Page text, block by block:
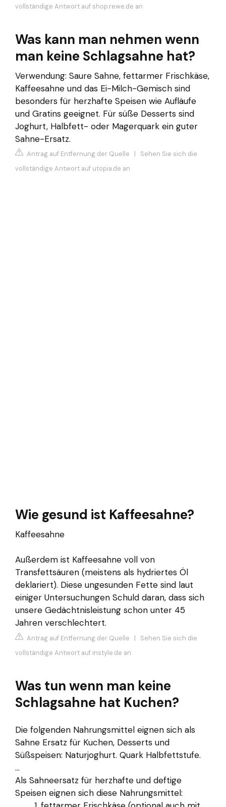
vollständige Antwort auf shop.rewe.de an
Was kann man nehmen wenn
man keine Schlagsahne hat?
Verwendung: Saure Sahne, fettarmer Frischkäse,
Kaffeesahne und das Ei-Milch-Gemisch sind
besonders für herzhafte Speisen wie Aufläufe
und Gratins geeignet. Für süße Desserts sind
Joghurt, Halbfett- oder Magerquark ein guter
Sahne-Ersatz.
Antrag auf Entfernung der Quelle | Sehen Sie sich die
vollständige Antwort auf utopia.de an
Wie gesund ist Kaffeesahne?
Kaffeesahne
Außerdem ist Kaffeesahne voll von
Transfettsäuren (meistens als hydriertes Öl
deklariert). Diese ungesunden Fette sind laut
einiger Untersuchungen Schuld daran, dass sich
unsere Gedächtnisleistung schon unter 45
Jahren verschlechtert.
Antrag auf Entfernung der Quelle | Sehen Sie sich die
vollständige Antwort auf instyle.de an
Was tun wenn man keine
Schlagsahne hat Kuchen?
Die folgenden Nahrungsmittel eignen sich als
Sahne Ersatz für Kuchen, Desserts und
Süßspeisen: Naturjoghurt. Quark Halbfettstufe.
...
Als Sahneersatz für herzhafte und deftige
Speisen eignen sich diese Nahrungsmittel: